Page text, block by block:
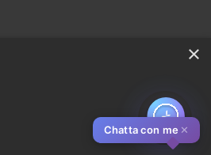
Chatta con me ✕
×